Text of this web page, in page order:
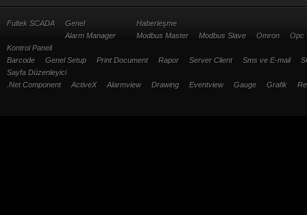
Fultek SCADA
Genel
Alarm Manager
Haberleşme
Modbus Master
Modbus Slave Omron
Opc
Kontrol Paneli
Barcode
Genel Setup Print Document Rapor Server Client Sms ve E-mail
Sayfa Düzenleyici
.Net Component
ActiveX Alarmview Drawing Eventview Gauge Grafik